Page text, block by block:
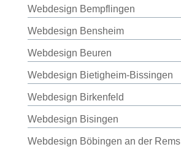
Webdesign Bempflingen
Webdesign Bensheim
Webdesign Beuren
Webdesign Bietigheim-Bissingen
Webdesign Birkenfeld
Webdesign Bisingen
Webdesign Böbingen an der Rems